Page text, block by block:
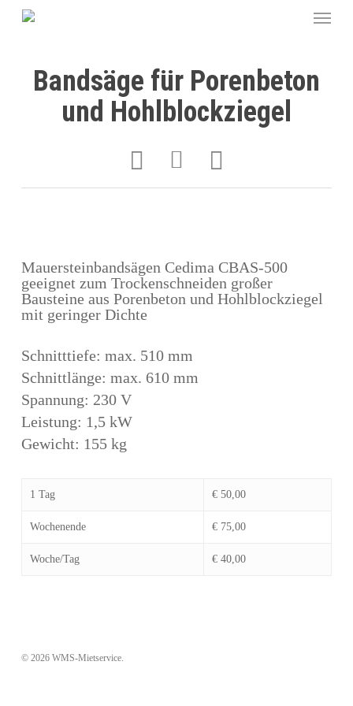
Bandsäge für Porenbeton
und Hohlblockziegel
Mauersteinbandsägen Cedima CBAS-500
geeignet zum Trockenschneiden großer
Bausteine aus Porenbeton und Hohlblockziegel
mit geringer Dichte
Schnitttiefe: max. 510 mm
Schnittlänge: max. 610 mm
Spannung: 230 V
Leistung: 1,5 kW
Gewicht: 155 kg
1 Tag € 50,00
Wochenende € 75,00
Woche/Tag € 40,00
© 2026 WMS-Mietservice.